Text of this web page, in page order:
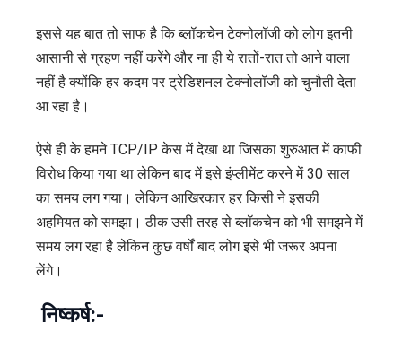
इससे यह बात तो साफ है कि ब्लॉकचेन टेक्नोलॉजी को लोग इतनी
आसानी से ग्रहण नहीं करेंगे और ना ही ये रातों-रात तो आने वाला
नहीं है क्योंकि हर कदम पर ट्रेडिशनल टेक्नोलॉजी को चुनौती देता
आ रहा है।
ऐसे ही के हमने TCP/IP केस में देखा था जिसका शुरुआत में काफी
विरोध किया गया था लेकिन बाद में इसे इंप्लीमेंट करने में 30 साल
का समय लग गया। लेकिन आखिरकार हर किसी ने इसकी
अहमियत को समझा। ठीक उसी तरह से ब्लॉकचेन को भी समझने में
समय लग रहा है लेकिन कुछ वर्षों बाद लोग इसे भी जरूर अपना
लेंगे।
निष्कर्ष:-